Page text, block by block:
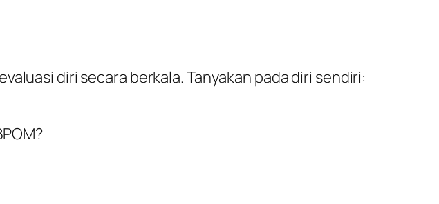
diri secara berkala. Tanyakan pada diri sendiri: